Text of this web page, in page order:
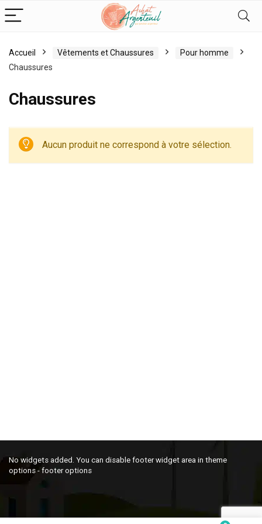
Accueil Vêtements et Chaussures
Pour homme
Chaussures
Chaussures
Aucun produit ne correspond à votre sélection.
No widgets added. You can disable footer widget area in theme
options - footer options